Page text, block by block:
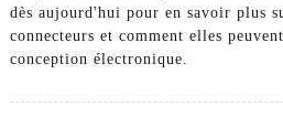
dès aujourd'hui pour en savoir plus
connecteurs et comment elles
conception électronique.